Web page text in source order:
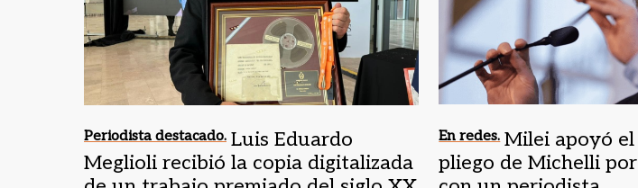
Periodista destacado. Luis Eduardo
Meglioli recibió la copia digitalizada
En redes. Milei apoyó
pliego de Michelli